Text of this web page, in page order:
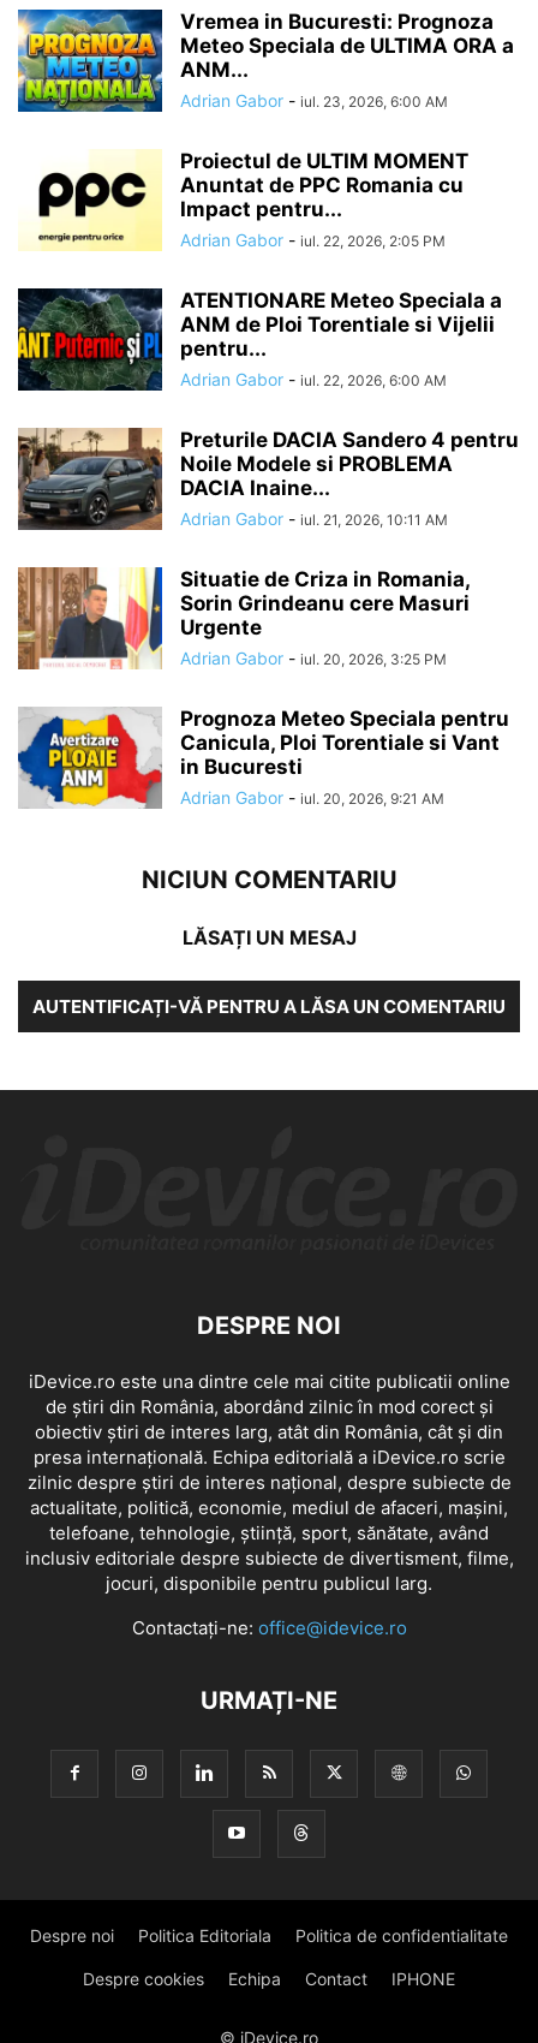
Vremea in Bucuresti: Prognoza
Meteo Speciala de ULTIMA ORA a
ANM...
Adrian Gabor - iul. 23, 2026, 6:00 AM
Proiectul de ULTIM MOMENT
Anuntat de PPC Romania cu
Impact pentru...
Adrian Gabor - iul. 22, 2026, 2:05 PM
ATENTIONARE Meteo Speciala a
ANM de Ploi Torentiale si Vijelii
pentru...
Adrian Gabor - iul. 22, 2026, 6:00 AM
Preturile DACIA Sandero 4 pentru
Noile Modele si PROBLEMA
DACIA Inaine...
Adrian Gabor - iul. 21, 2026, 10:11 AM
Situatie de Criza in Romania,
Sorin Grindeanu cere Masuri
Urgente
Adrian Gabor - iul. 20, 2026, 3:25 PM
Prognoza Meteo Speciala pentru
Canicula, Ploi Torentiale si Vant
in Bucuresti
Adrian Gabor - iul. 20, 2026, 9:21 AM
NICIUN COMENTARIU
LĂSAȚI UN MESAJ
AUTENTIFICAȚI-VĂ PENTRU A LĂSA UN COMENTARIU
DESPRE NOI
iDevice.ro este una dintre cele mai citite publicatii online
de știri din România, abordând zilnic în mod corect și
obiectiv știri de interes larg, atât din România, cât și din
presa internațională. Echipa editorială a iDevice.ro scrie
zilnic despre știri de interes național, despre subiecte de
actualitate, politică, economie, mediul de afaceri, mașini,
telefoane, tehnologie, știință, sport, sănătate, având
inclusiv editoriale despre subiecte de divertisment, filme,
jocuri, disponibile pentru publicul larg.
Contactați-ne: office@idevice.ro
URMAȚI-NE
Despre noi Politica Editoriala Politica de confidentialitate
Despre cookies Echipa Contact IPHONE
© iDevice.ro